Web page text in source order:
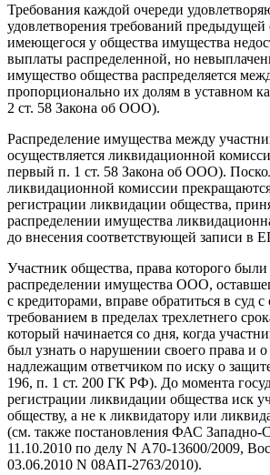
Требования каждой очереди
удовлетворения требований предыдущей
имеющегося у общества имущества
выплаты распределенной, но
имущество общества распределяется
пропорционально их долям в уставном
2 ст. 58 Закона об ООО).
Распределение имущества между
осуществляется ликвидационной
первый п. 1 ст. 58 Закона об ООО).
ликвидационной комиссии
регистрации ликвидации общества,
распределении имущества
до внесения соответствующей записи в
Участник общества, права которого
распределении имущества ООО,
с кредиторами, вправе обратиться в суд
требованием в пределах трехлетнего
который начинается со дня, когда
был узнать о нарушении своего права и о
надлежащим ответчиком по иску о
196, п. 1 ст. 200 ГК РФ). До момента
регистрации ликвидации общества иск
обществу, а не к ликвидатору или
(см. также постановления ФАС Западно-
11.10.2010 по делу N А70-13600/2009,
03.06.2010 N 08АП-2763/2010).